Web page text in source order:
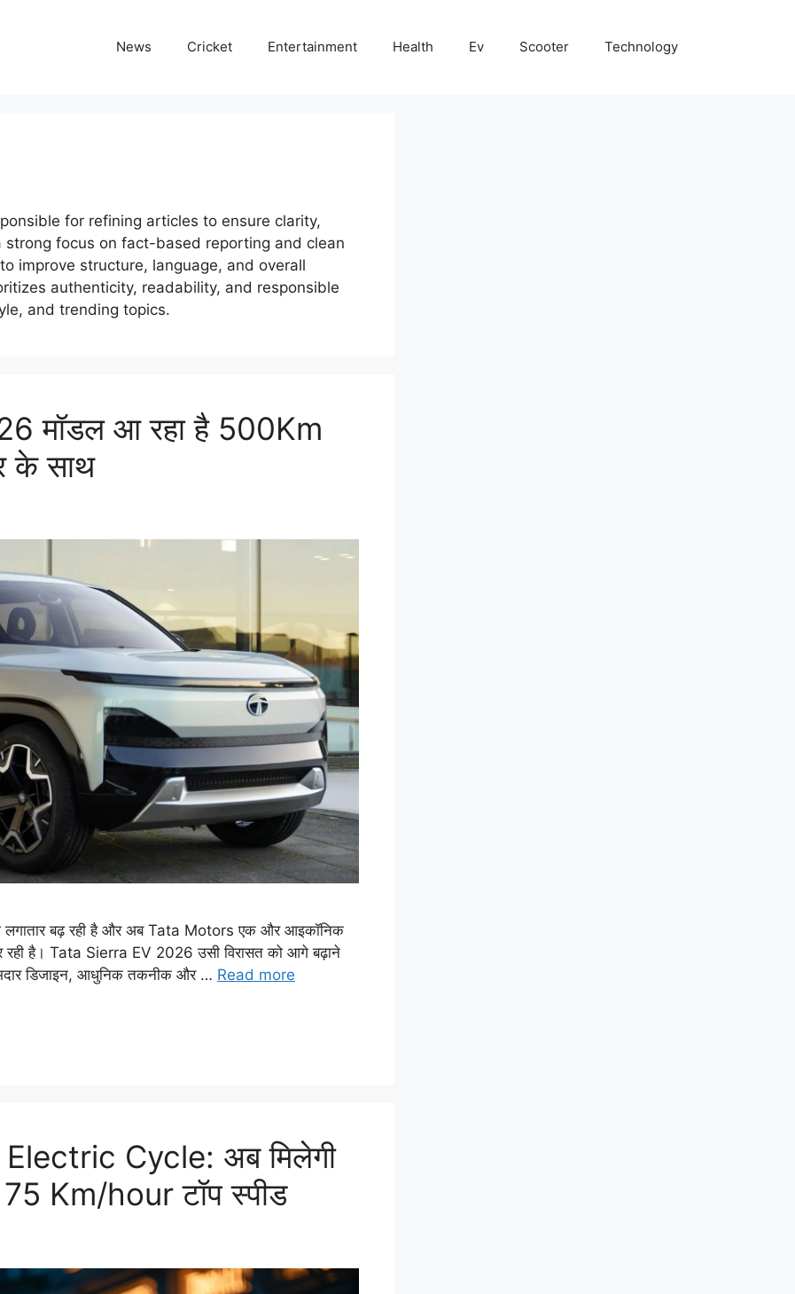
News Cricket Entertainment Health Ev Scooter Technology
for refining articles to ensure clarity,
focus on fact-based reporting and clean
improve structure, language, and overall
authenticity, readability, and responsible
and trending topics.
मॉडल आ रहा है 500Km
के साथ
लगातार बढ़ रही है और अब Tata Motors एक और आइकॉनिक
रही है। Tata Sierra EV 2026 उसी विरासत को आगे बढ़ाने
डिजाइन, आधुनिक तकनीक और … Read more
Electric Cycle: अब मिलेगी
Km/hour टॉप स्पीड